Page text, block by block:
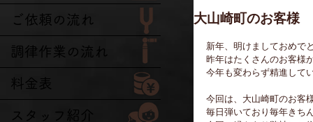
大山崎町のお客様
新年、明けましておめで
昨年はたくさんのお客様
今年も変わらず精進して
今回は、大山崎町のお客
毎日弾いており毎年きち
ご依頼の流れ
調律作業の流れ
料金表
スタッフ紹介